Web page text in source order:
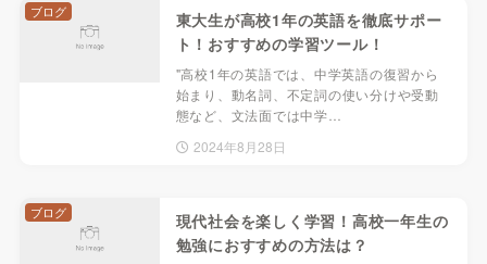
東大生が高校1年の英語を徹底サポー
ト！おすすめの学習ツール！
"高校1年の英語では、中学英語の復習から
始まり、動名詞、不定詞の使い分けや受動
態など、文法面では中学…
2024年8月28日
ブログ
現代社会を楽しく学習！高校一年生の
勉強におすすめの方法は？
ブログ